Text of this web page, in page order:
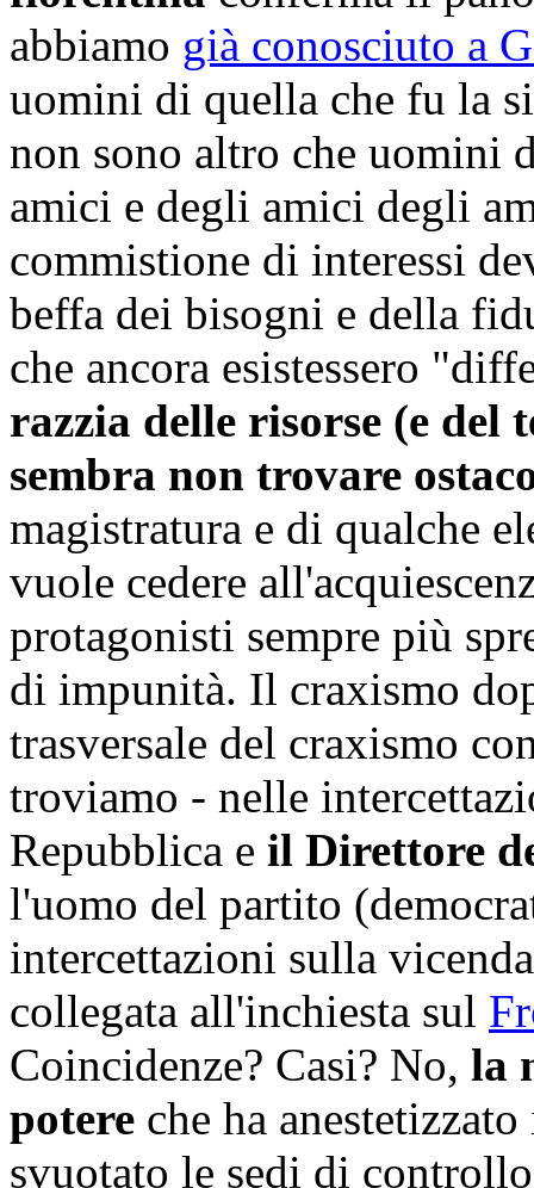
abbiamo già conosciuto a
uomini di quella che fu la
non sono altro che uomini
amici e degli amici degli
commistione di interessi
beffa dei bisogni e della
che ancora esistessero
razzia delle risorse (e
sembra non trovare
magistratura e di qualche
vuole cedere
protagonisti sempre più
di impunità. Il craxismo
trasversale del craxismo
troviamo - nelle
Repubblica e il Direttore
l'uomo del partito
intercettazioni sulla
collegata all'inchiesta sul
Coincidenze? Casi? No, la
potere che ha
svuotato le sedi di